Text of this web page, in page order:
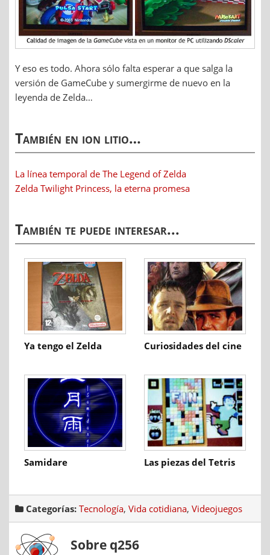
Y eso es todo. Ahora sólo falta esperar a que salga la
versión de GameCube y sumergirme de nuevo en la
leyenda de Zelda…
También en ion litio…
La línea temporal de The Legend of Zelda
Zelda Twilight Princess, la eterna promesa
También te puede interesar...
Ya tengo el Zelda Curiosidades del cine
Samidare Las piezas del Tetris
Categorías: Tecnología, Vida cotidiana, Videojuegos
Sobre q256